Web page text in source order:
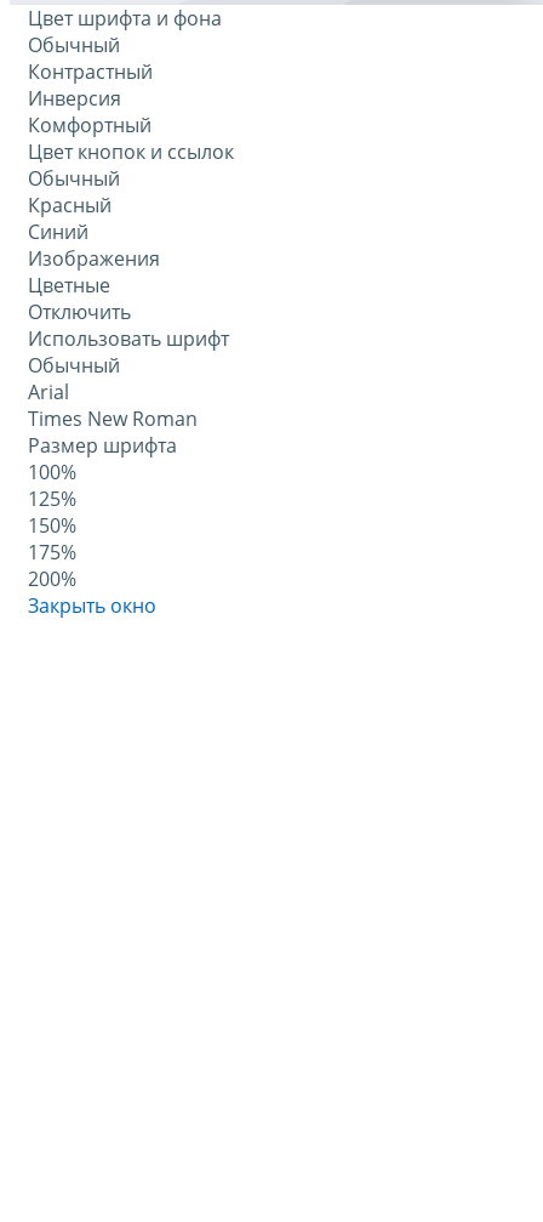
Цвет шрифта и фона
Обычный
Контрастный
Инверсия
Комфортный
Цвет кнопок и ссылок
Обычный
Красный
Синий
Изображения
Цветные
Отключить
Использовать шрифт
Обычный
Arial
Times New Roman
Размер шрифта
100%
125%
150%
175%
200%
Закрыть окно